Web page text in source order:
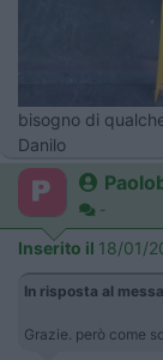
bisogno di
Danilo
-
Inserito il 18/01/
In risposta al
Grazie. però come